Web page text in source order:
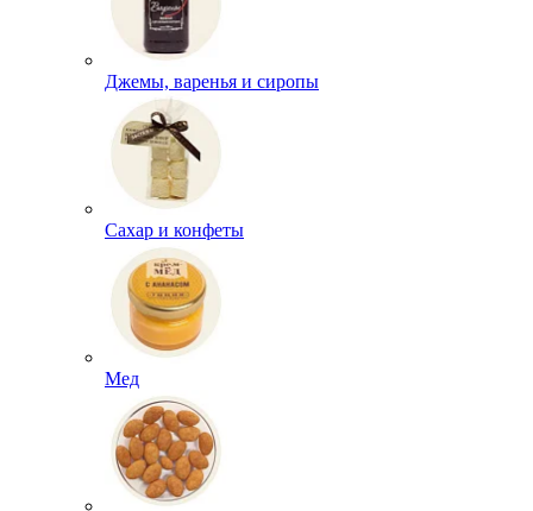
Джемы, варенья и сиропы
Сахар и конфеты
Мед